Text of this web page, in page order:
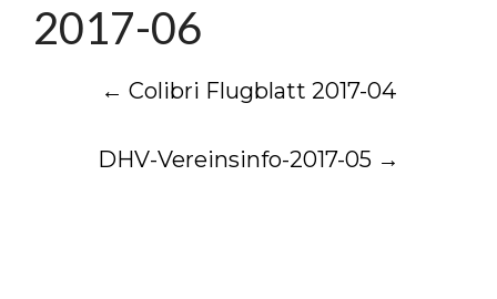
2017-06
Post
navigation
← Colibri Flugblatt 2017-04
DHV-Vereinsinfo-2017-05 →